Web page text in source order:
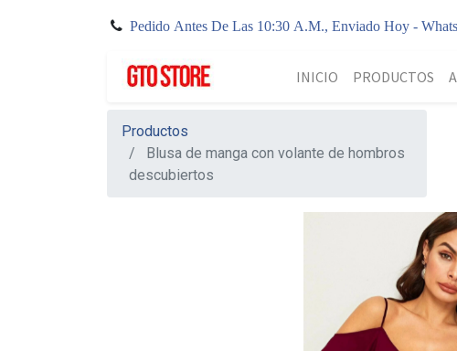
Pedido Antes De Las 10:30 A.M., Enviado Hoy -
INICIO PRODUCTOS
Productos
Blusa de manga con volante de hombros
descubiertos